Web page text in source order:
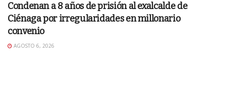
Condenan a 8 años de prisión al exalcalde de
Ciénaga por irregularidades en millonario
convenio
AGOSTO 6, 2026